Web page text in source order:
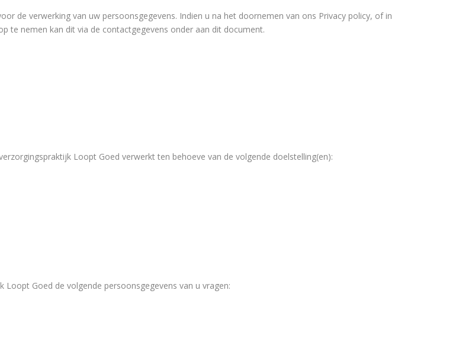
de verwerking van uw persoonsgegevens. Indien u na het doornemen van ons Privacy policy, of in
te nemen kan dit via de contactgegevens onder aan dit document.
Loopt Goed verwerkt ten behoeve van de volgende doelstelling(en):
Goed de volgende persoonsgegevens van u vragen: